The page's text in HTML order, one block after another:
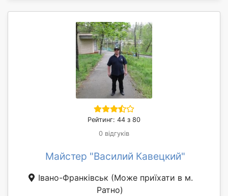
Рейтинг: 44 з 80
0 відгуків
Майстер "Василий Кавецкий"
Івано-Франківськ (Може приїхати в м.
Ратно)